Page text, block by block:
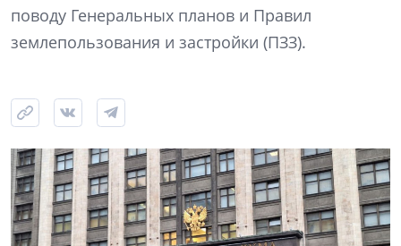
поводу Генеральных планов и Правил
землепользования и застройки (ПЗЗ).